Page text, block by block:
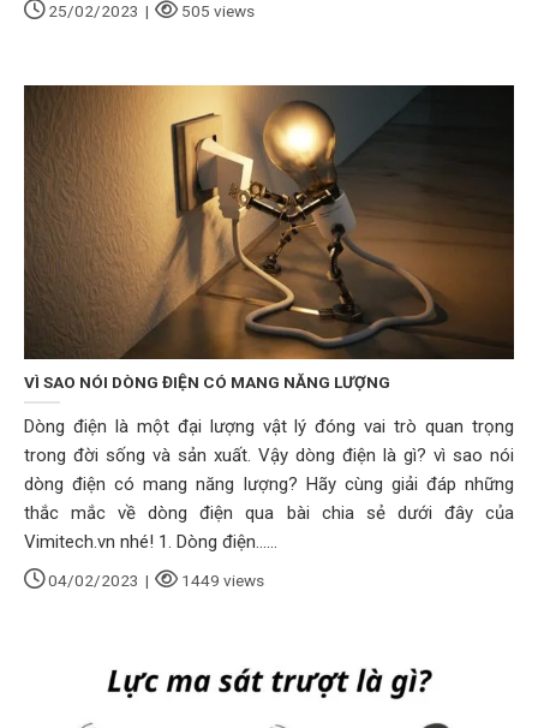
25/02/2023 | 505 views
VÌ SAO NÓI DÒNG ĐIỆN CÓ MANG NĂNG LƯỢNG
Dòng điện là một đại lượng vật lý đóng vai trò quan trọng
trong đời sống và sản xuất. Vậy dòng điện là gì? vì sao nói
dòng điện có mang năng lượng? Hãy cùng giải đáp những
thắc mắc về dòng điện qua bài chia sẻ dưới đây của
Vimitech.vn nhé! 1. Dòng điện......
04/02/2023 | 1449 views